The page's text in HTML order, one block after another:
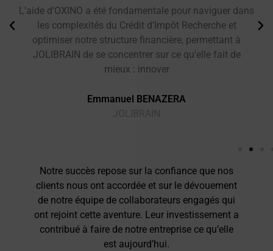
L’aide d’OXINO a été fondamentale pour naviguer dans
les complexités du Crédit d’Impôt Recherche et
optimiser notre structure financière, permettant à
JOLIBRAIN de se concentrer sur ce qu’elle fait de
mieux : innover
Emmanuel BENAZERA
Notre succès repose sur la confiance que nos
clients nous ont accordée et sur le dévouement
de notre équipe de collaborateurs engagés qui
ont rejoint cette aventure. Leur investissement a
contribué à faire de notre entreprise ce qu’elle
est aujourd’hui.